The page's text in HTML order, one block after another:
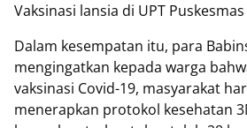
Vaksinasi lansia di UPT
Dalam kesempatan itu, para
mengingatkan kepada warga
vaksinasi Covid-19, masyarakat
menerapkan protokol kesehatan